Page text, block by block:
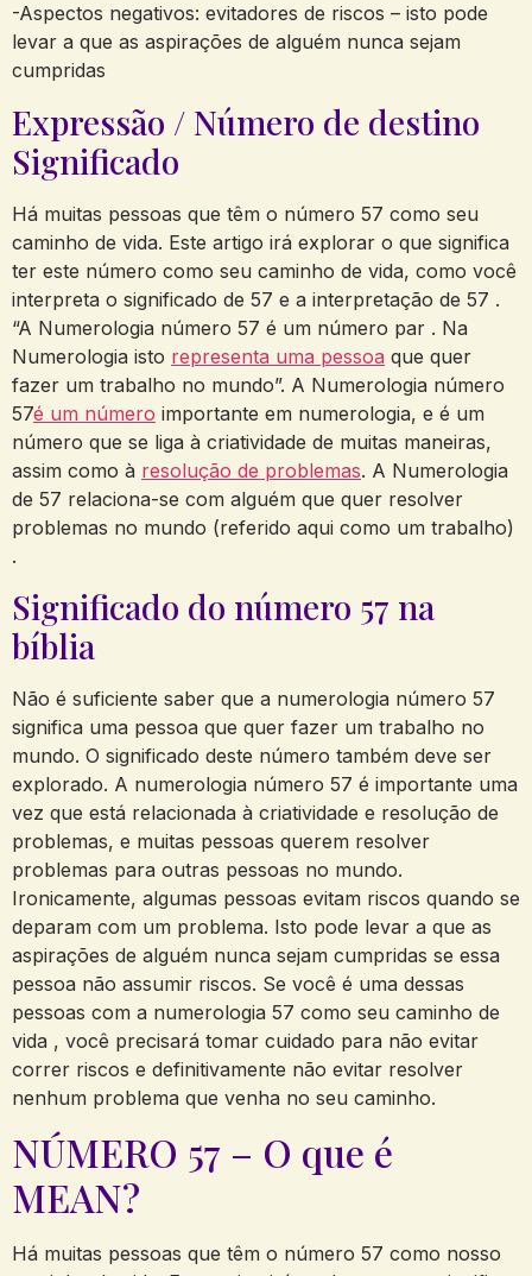
-Aspectos negativos: evitadores de riscos – isto pode
levar a que as aspirações de alguém nunca sejam
cumpridas
Expressão / Número de destino
Significado
Há muitas pessoas que têm o número 57 como seu
caminho de vida. Este artigo irá explorar o que significa
ter este número como seu caminho de vida, como você
interpreta o significado de 57 e a interpretação de 57 .
“A Numerologia número 57 é um número par . Na
Numerologia isto representa uma pessoa que quer
fazer um trabalho no mundo”. A Numerologia número
57é um número importante em numerologia, e é um
número que se liga à criatividade de muitas maneiras,
assim como à resolução de problemas. A Numerologia
de 57 relaciona-se com alguém que quer resolver
problemas no mundo (referido aqui como um trabalho)
.
Significado do número 57 na
bíblia
Não é suficiente saber que a numerologia número 57
significa uma pessoa que quer fazer um trabalho no
mundo. O significado deste número também deve ser
explorado. A numerologia número 57 é importante uma
vez que está relacionada à criatividade e resolução de
problemas, e muitas pessoas querem resolver
problemas para outras pessoas no mundo.
Ironicamente, algumas pessoas evitam riscos quando se
deparam com um problema. Isto pode levar a que as
aspirações de alguém nunca sejam cumpridas se essa
pessoa não assumir riscos. Se você é uma dessas
pessoas com a numerologia 57 como seu caminho de
vida , você precisará tomar cuidado para não evitar
correr riscos e definitivamente não evitar resolver
nenhum problema que venha no seu caminho.
NÚMERO 57 – O que é
MEAN?
Há muitas pessoas que têm o número 57 como nosso